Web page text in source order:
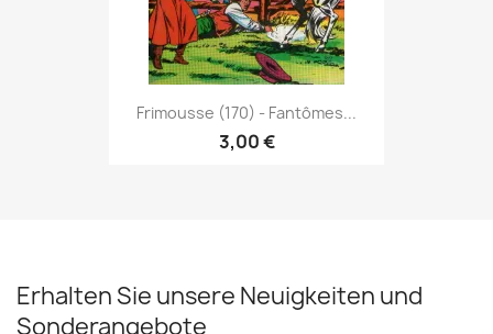
Frimousse (170) - Fantômes...
3,00 €
Erhalten Sie unsere Neuigkeiten und
Sonderangebote